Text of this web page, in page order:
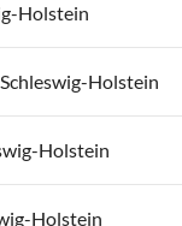
Holstein
Holstein
Holstein
Holstein